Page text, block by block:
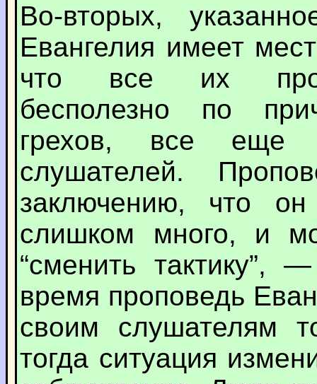
Во-вторых,
Евангелия имеет
что все их
бесполезно по
грехов, все еще
слушателей.
заключению, что он
слишком много, и
“сменить тактику”,
время проповедь
своим слушателям
тогда ситуация